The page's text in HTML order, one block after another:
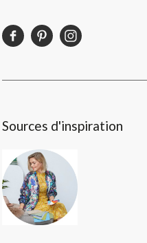
Sources d'inspiration